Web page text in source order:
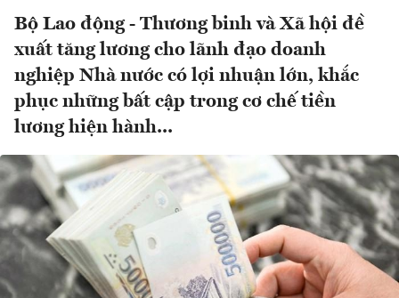
Bộ Lao động - Thương binh và Xã hội đề
xuất tăng lương cho lãnh đạo doanh
nghiệp Nhà nước có lợi nhuận lớn, khắc
phục những bất cập trong cơ chế tiền
lương hiện hành...